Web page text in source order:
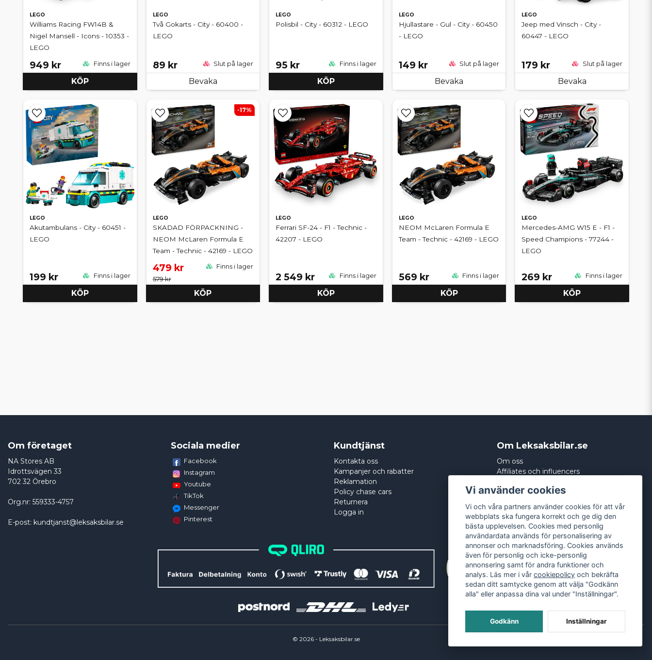
LEGO
Williams Racing FW14B &
Nigel Mansell - Icons - 10353 -
LEGO
949 kr Finns i lager
KÖP
LEGO
Två Gokarts - City - 60400 -
LEGO
89 kr Slut på lager
Bevaka
LEGO
Polisbil - City - 60312 - LEGO
95 kr Finns i lager
KÖP
LEGO
Hjullastare - Gul - City - 60450
- LEGO
149 kr Slut på lager
Bevaka
LEGO
Jeep med Vinsch - City -
60447 - LEGO
179 kr Slut på lager
Bevaka
LEGO
Akutambulans - City - 60451 -
LEGO
199 kr Finns i lager
KÖP
LEGO
SKADAD FÖRPACKNING -
NEOM McLaren Formula E
Team - Technic - 42169 - LEGO
579 kr
479 kr Finns i lager
KÖP
-17%
LEGO
Ferrari SF-24 - F1 - Technic -
42207 - LEGO
2 549 kr Finns i lager
KÖP
LEGO
NEOM McLaren Formula E
Team - Technic - 42169 - LEGO
569 kr Finns i lager
KÖP
LEGO
Mercedes-AMG W15 E - F1 -
Speed Champions - 77244 -
LEGO
269 kr Finns i lager
KÖP
Om företaget
NA Stores AB
Idrottsvägen 33
702 32 Örebro
Org.nr: 559333-4757
E-post: kundtjanst@leksaksbilar.se
Sociala medier
Facebook
Instagram
Youtube
TikTok
Messenger
Pinterest
Kundtjänst
Kontakta oss
Kampanjer och rabatter
Reklamation
Policy chase cars
Returnera
Logga in
Om Leksaksbilar.se
Om oss
Affiliates och influencers
Integritetspolicy
© 2026- Leksaksbilar.se
Vi använder cookies
Vi och våra partners använder cookies för att vår
webbplats ska fungera korrekt och ge dig den
bästa upplevelsen. Cookies med personlig
användardata används för personalisering av
annonser och marknadsföring. Cookies används
även för personlig och icke-personlig
annonsering samt för andra funktioner och
analys. Läs mer i vårcookiepolicy och bekräfta
sedan ditt samtycke genom att välja "Godkänn
alla" eller anpassa dina val under "Inställningar".
Godkänn Inställningar